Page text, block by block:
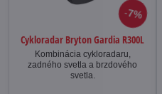
7%
Cykloradar Bryton Gardia R300L
Kombinácia cykloradaru,
zadného svetla a brzdového
svetla.